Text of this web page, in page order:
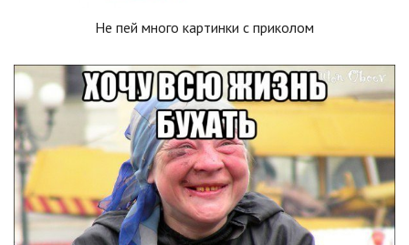
Не пей много картинки с приколом